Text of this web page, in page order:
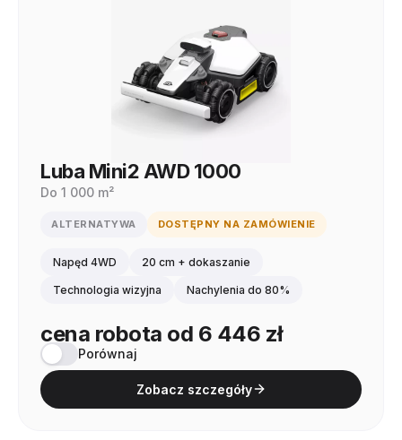
Luba Mini2 AWD 1000
Do 1 000 m²
ALTERNATYWA DOSTĘPNY NA ZAMÓWIENIE
Napęd 4WD 20 cm + dokaszanie
Technologia wizyjna Nachylenia do 80%
cena robota od 6 446 zł
Porównaj
Zobacz szczegóły